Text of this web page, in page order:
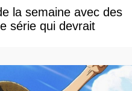
la semaine avec des
série qui devrait